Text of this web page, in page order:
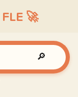
🚀
🔎